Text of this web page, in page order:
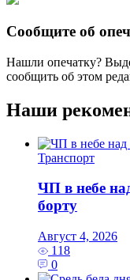
Сообщите об
Нашли опечатку?
сообщить об этом
Наши
Транспорт
ЧП в небе
борту
Август 4, 2026
118
0